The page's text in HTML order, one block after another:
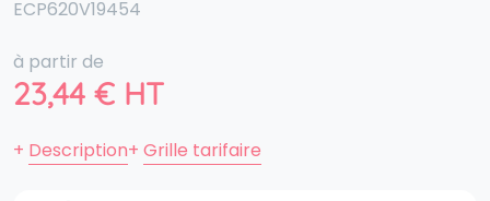
ECP620V19454
à partir de
23,44 € HT
+ Description+ Grille tarifaire